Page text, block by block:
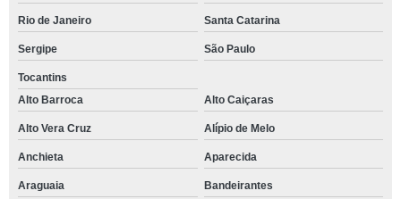
Rio de Janeiro Santa Catarina
Sergipe São Paulo
Tocantins
Alto Barroca
Alto Caiçaras
Alto Vera Cruz Alípio de Melo
Anchieta Aparecida
Araguaia Bandeirantes